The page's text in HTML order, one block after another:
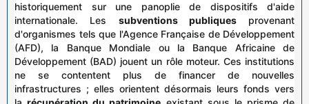
historiquement sur une panoplie de dispositifs d'aide
internationale. Les subventions publiquesprovenant
d'organismes tels que l'Agence Française de Développement
(AFD), la Banque Mondiale ou la Banque Africaine de
Développement (BAD) jouent un rôle moteur. Ces institutions
ne se contentent plus de financer de nouvelles
infrastructures ; elles orientent désormais leurs fonds vers